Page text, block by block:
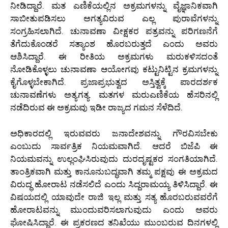
ನೀಡಿದ್ದಾರೆ. ಮತ ಎಣಿಕೆಯಲ್ಲಿನ ಅಕ್ರಮಗಳನ್ನು ವೈಜ್ಞಾನಿಕವಾಗಿ
ಸಾಬೀತುಪಡಿಸಲು ಅಗತ್ಯವಿರುವ ಎಲ್ಲ ಪುರಾವೆಗಳನ್ನು
ಸಂಗ್ರಹಿಸಲಾಗಿದೆ. ಚುನಾವಣಾ ವೀಕ್ಷಕರ ಪತ್ರವನ್ನು ಪರಿಗಣನೆಗೆ
ತೆಗೆದುಕೊಂಡರೆ ಸತ್ಯಾಂಶ ಹೊರಬರುತ್ತದೆ ಎಂದು ಅವರು
ಆಶಿಸಿದ್ದಾರೆ. ಈ ರೀತಿಯ ಅಕ್ರಮಗಳು ಮರುಕಳಿಸದಂತೆ
ನೋಡಿಕೊಳ್ಳಲು ಚುನಾವಣಾ ಆಯೋಗವು ಕಟ್ಟುನಿಟ್ಟಿನ ಕ್ರಮಗಳನ್ನು
ಕೈಗೊಳ್ಳಬೇಕಾಗಿದೆ. ಪ್ರಜಾಪ್ರಭುತ್ವದ ಅಸ್ತಿತ್ವಕ್ಕೆ ಪಾರದರ್ಶಕ
ಚುನಾವಣೆಗಳು ಅತ್ಯಗತ್ಯ. ಮತಗಳ ಮರುಎಣಿಕೆಯ ಹೆಸರಿನಲ್ಲಿ
ನಡೆದಿರುವ ಈ ಅಕ್ರಮವು ಇಡೀ ರಾಜ್ಯದ ಗಮನ ಸೆಳೆದಿದೆ.
ಅಧಿಕಾರದಲ್ಲಿ ಇರುವವರು ಜನಾದೇಶವನ್ನು ಗೌರವಿಸಬೇಕು
ಎಂಬುದು ಸಾರ್ವತ್ರಿಕ ನಿಯಮವಾಗಿದೆ. ಆದರೆ ಬಿಜೆಪಿ ಈ
ನಿಯಮವನ್ನು ಉಲ್ಲಂಘಿಸಿರುವುದು ದುರದೃಷ್ಟಕರ ಸಂಗತಿಯಾಗಿದೆ.
ತಾಂತ್ರಿಕವಾಗಿ ಮತ್ತು ಕಾನೂನುಬದ್ಧವಾಗಿ ತಮ್ಮ ಪಕ್ಷವು ಈ ಅಕ್ರಮದ
ವಿರುದ್ಧ ಹೋರಾಟ ನಡೆಸಲಿದೆ ಎಂದು ಸಿದ್ದರಾಮಯ್ಯ ತಿಳಿಸಿದ್ದಾರೆ. ಈ
ವಿಷಯದಲ್ಲಿ ಯಾವುದೇ ರಾಜಿ ಇಲ್ಲ ಮತ್ತು ಸತ್ಯ ಹೊರಬರುವವರೆಗೆ
ಹೋರಾಟವನ್ನು ಮುಂದುವರಿಸಲಾಗುವುದು ಎಂದು ಅವರು
ಘೋಷಿಸಿದ್ದಾರೆ. ಈ ಪ್ರಕರಣದ ತನಿಖೆಯು ಮುಂಬರುವ ದಿನಗಳಲ್ಲಿ